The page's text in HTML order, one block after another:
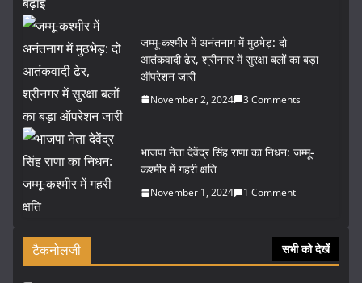
जम्मू-कश्मीर में अनंतनाग में मुठभेड़: दो
आतंकवादी ढेर, श्रीनगर में सुरक्षा बलों का बड़ा
ऑपरेशन जारी
November 2, 2024 3 Comments
भाजपा नेता देवेंद्र सिंह राणा का निधन: जम्मू-
कश्मीर में गहरी क्षति
November 1, 2024 1 Comment
टैकनोलजी सभी को देखें